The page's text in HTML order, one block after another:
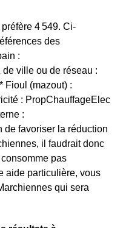
4 549. Ci-
des
:
ville ou de réseau :
Fioul (mazout) :
: PropChauffageElec
:
de favoriser la réduction
il faudrait donc
pas
aide particulière, vous
qui sera